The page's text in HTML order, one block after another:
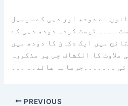
سے دودھ اور دہی کے سیمپل
۔۔۔۔ ٹیسٹ کردہ دودھ دہی کے
میں ایک دکان کا دودھ میں
ملاوٹ کا انکشاف جس پر مذکورہ
۔۔۔۔۔۔۔جرمانہ عائد۔۔ ۔۔۔
PREVIOUS